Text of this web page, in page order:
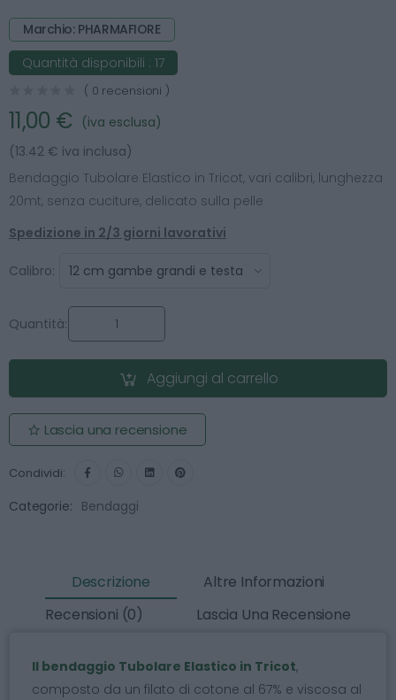
Marchio: PHARMAFIORE
Quantità disponibili : 17
( 0 recensioni )
11,00 €
(iva esclusa)
(13.42 € iva inclusa)
Bendaggio Tubolare Elastico in Tricot, vari calibri, lunghezza
20mt, senza cuciture, delicato sulla pelle
Spedizione in 2/3 giorni lavorativi
Calibro:
Quantità:
Aggiungi al carrello
Lascia una recensione
Condividi:
Categorie: Bendaggi
Descrizione
Altre Informazioni
Recensioni (0)
Lascia Una Recensione
Il bendaggio Tubolare Elastico in Tricot,
composto da un filato di cotone al 67% e viscosa al